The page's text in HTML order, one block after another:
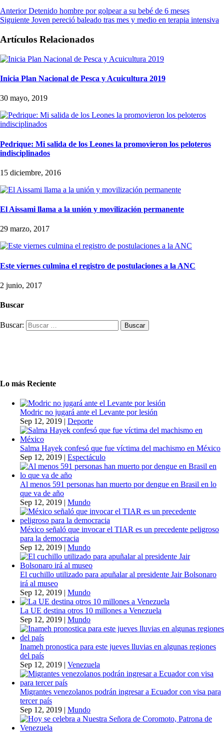
Anterior Detenido hombre por golpear a su bebé de 6 meses
Siguiente Joven pereció baleado tras mes y medio en terapia intensiva
Artículos Relacionados
Inicia Plan Nacional de Pesca y Acuicultura 2019
30 mayo, 2019
Pedrique: Mi salida de los Leones la promovieron los peloteros
indisciplinados
15 diciembre, 2016
El Aissami llama a la unión y movilización permanente
29 marzo, 2017
Este viernes culmina el registro de postulaciones a la ANC
2 junio, 2017
Buscar
Buscar:
Lo más Reciente
Modric no jugará ante el Levante por lesión
Sep 12, 2019 | Deporte
Salma Hayek confesó que fue víctima del machismo en México
Sep 12, 2019 | Espectáculo
Al menos 591 personas han muerto por dengue en Brasil en lo
que va de año
Sep 12, 2019 | Mundo
México señaló que invocar el TIAR es un precedente peligroso
para la democracia
Sep 12, 2019 | Mundo
El cuchillo utilizado para apuñalar al presidente Jair Bolsonaro
irá al museo
Sep 12, 2019 | Mundo
La UE destina otros 10 millones a Venezuela
Sep 12, 2019 | Mundo
Inameh pronostica para este jueves lluvias en algunas regiones
del país
Sep 12, 2019 | Venezuela
Migrantes venezolanos podrán ingresar a Ecuador con visa para
tercer país
Sep 12, 2019 | Mundo